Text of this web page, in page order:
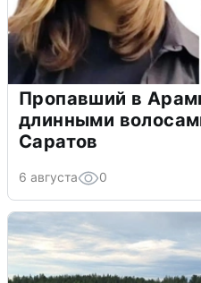
Пропавший в
длинными
Саратов
6 августа 0